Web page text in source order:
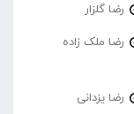
رضا گلزار
رضا ملک زاده
رضا یزدانی